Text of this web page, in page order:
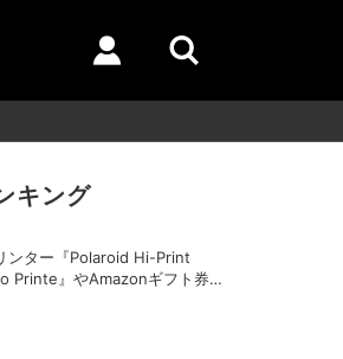
キング
ンター『Polaroid Hi-Print
Printe』やAmazonギフト券